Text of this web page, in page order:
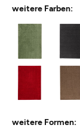
weitere Farben:
weitere Formen: